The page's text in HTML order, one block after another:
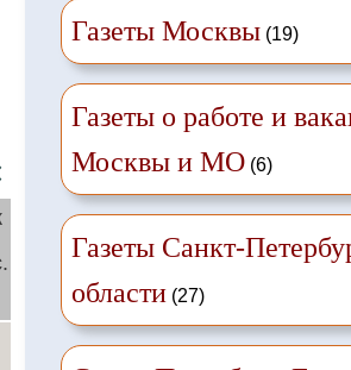
Газеты Москвы(19)
Газеты о работе и
Москвы и МО(6)
Газеты Санкт-
области(27)